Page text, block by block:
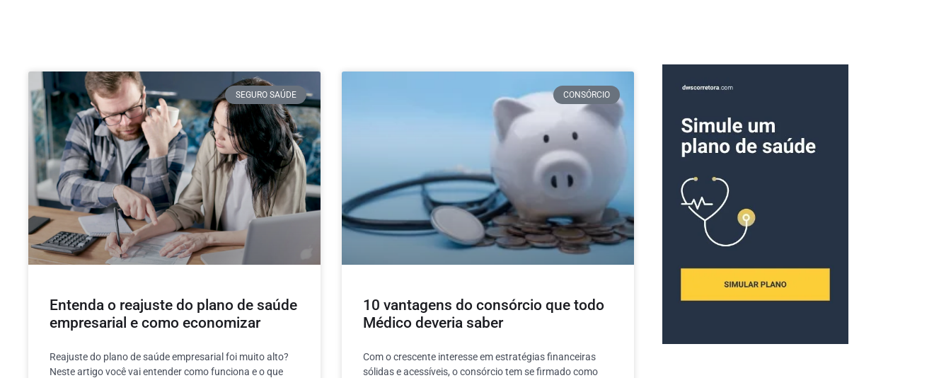
SEGURO SAÚDE
Entenda o reajuste do plano de saúde
empresarial e como economizar
Reajuste do plano de saúde empresarial foi muito alto?
Neste artigo você vai entender como funciona e o que
CONSÓRCIO
10 vantagens do consórcio que todo
Médico deveria saber
Com o crescente interesse em estratégias financeiras
sólidas e acessíveis, o consórcio tem se firmado como